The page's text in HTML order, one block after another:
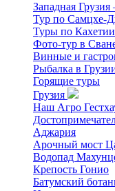
Западная
Тур по Самцхе-
Туры по
Фото-тур в
Винные и
Рыбалка в
Горящие туры
Грузия
Наш Агро
Аджария
Арочный мост
Водопад
Крепость Гонио
Батумский